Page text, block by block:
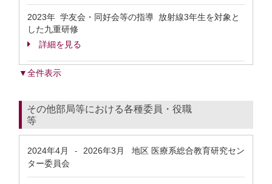
2023年 学友会・同好会等の指導 放射線3年生を対象と
した九重研修
詳細を見る
▼全件表示
その他部局等における各種委員・役職
等
2024年4月 - 2026年3月
地区 医療系総合教育研究セン
ター委員会